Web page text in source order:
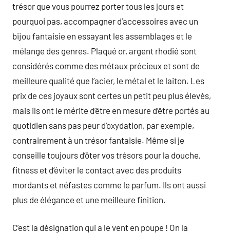
trésor que vous pourrez porter tous les jours et
pourquoi pas, accompagner d’accessoires avec un
bijou fantaisie en essayant les assemblages et le
mélange des genres. Plaqué or, argent rhodié sont
considérés comme des métaux précieux et sont de
meilleure qualité que l’acier, le métal et le laiton. Les
prix de ces joyaux sont certes un petit peu plus élevés,
mais ils ont le mérite d’être en mesure d’être portés au
quotidien sans pas peur d’oxydation, par exemple,
contrairement à un trésor fantaisie. Même si je
conseille toujours d’ôter vos trésors pour la douche,
fitness et d’éviter le contact avec des produits
mordants et néfastes comme le parfum. Ils ont aussi
plus de élégance et une meilleure finition.
C’est la désignation qui a le vent en poupe ! On la